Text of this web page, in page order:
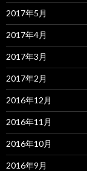
2017年5月
2017年4月
2017年3月
2017年2月
2016年12月
2016年11月
2016年10月
2016年9月